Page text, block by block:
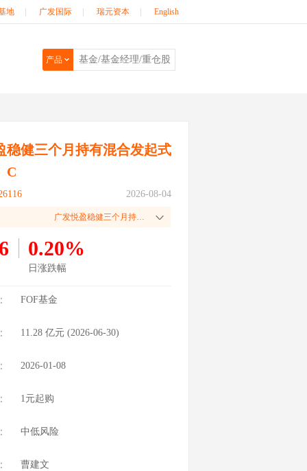
地 广发国际 瑞元资本 English
产品
稳健三个月持有混合发起式
C
2026-08-04
广发悦盈稳健三个月持有混合发起式（FOF）A
0.20%
日涨跌幅
FOF基金
11.28 亿元 (2026-06-30)
2026-01-08
1元起购
中低风险
曹建文